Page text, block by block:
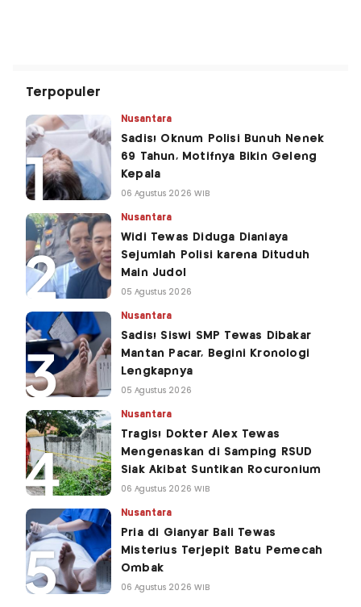
Terpopuler
Nusantara
Sadis! Oknum Polisi Bunuh Nenek
69 Tahun, Motifnya Bikin Geleng
Kepala
06 Agustus 2026 WIB
Nusantara
Widi Tewas Diduga Dianiaya
Sejumlah Polisi karena Dituduh
Main Judol
05 Agustus 2026
Nusantara
Sadis! Siswi SMP Tewas Dibakar
Mantan Pacar, Begini Kronologi
Lengkapnya
05 Agustus 2026
Nusantara
Tragis! Dokter Alex Tewas
Mengenaskan di Samping RSUD
Siak Akibat Suntikan Rocuronium
06 Agustus 2026 WIB
Nusantara
Pria di Gianyar Bali Tewas
Misterius Terjepit Batu Pemecah
Ombak
06 Agustus 2026 WIB